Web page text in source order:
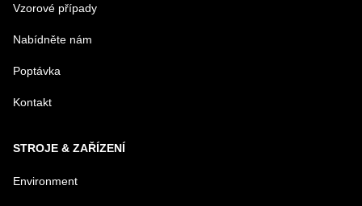
E-MAIL
TELEFÓN
Vzorové případy
Nabídněte nám
Poptávka
Kontakt
STROJE & ZAŘÍZENÍ
Environment